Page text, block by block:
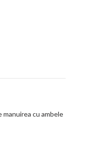
cu ambele